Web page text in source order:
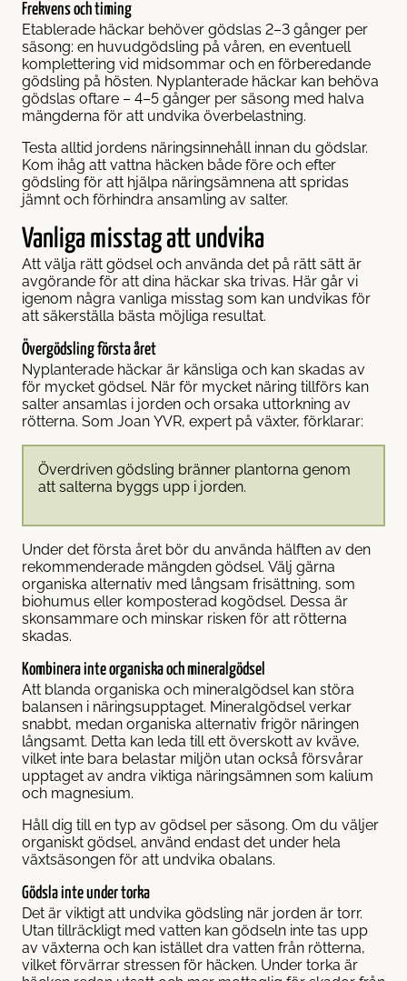
Frekvens och timing
Etablerade häckar behöver gödslas 2–3 gånger per
säsong: en huvudgödsling på våren, en eventuell
komplettering vid midsommar och en förberedande
gödsling på hösten. Nyplanterade häckar kan behöva
gödslas oftare – 4–5 gånger per säsong med halva
mängderna för att undvika överbelastning.
Testa alltid jordens näringsinnehåll innan du gödslar.
Kom ihåg att vattna häcken både före och efter
gödsling för att hjälpa näringsämnena att spridas
jämnt och förhindra ansamling av salter.
Vanliga misstag att undvika
Att välja rätt gödsel och använda det på rätt sätt är
avgörande för att dina häckar ska trivas. Här går vi
igenom några vanliga misstag som kan undvikas för
att säkerställa bästa möjliga resultat.
Övergödsling första året
Nyplanterade häckar är känsliga och kan skadas av
för mycket gödsel. När för mycket näring tillförs kan
salter ansamlas i jorden och orsaka uttorkning av
rötterna. Som Joan YVR, expert på växter, förklarar:
Överdriven gödsling bränner plantorna genom
att salterna byggs upp i jorden.
Under det första året bör du använda hälften av den
rekommenderade mängden gödsel. Välj gärna
organiska alternativ med långsam frisättning, som
biohumus eller komposterad kogödsel. Dessa är
skonsammare och minskar risken för att rötterna
skadas.
Kombinera inte organiska och mineralgödsel
Att blanda organiska och mineralgödsel kan störa
balansen i näringsupptaget. Mineralgödsel verkar
snabbt, medan organiska alternativ frigör näringen
långsamt. Detta kan leda till ett överskott av kväve,
vilket inte bara belastar miljön utan också försvårar
upptaget av andra viktiga näringsämnen som kalium
och magnesium.
Håll dig till en typ av gödsel per säsong. Om du väljer
organiskt gödsel, använd endast det under hela
växtsäsongen för att undvika obalans.
Gödsla inte under torka
Det är viktigt att undvika gödsling när jorden är torr.
Utan tillräckligt med vatten kan gödseln inte tas upp
av växterna och kan istället dra vatten från rötterna,
vilket förvärrar stressen för häcken. Under torka är